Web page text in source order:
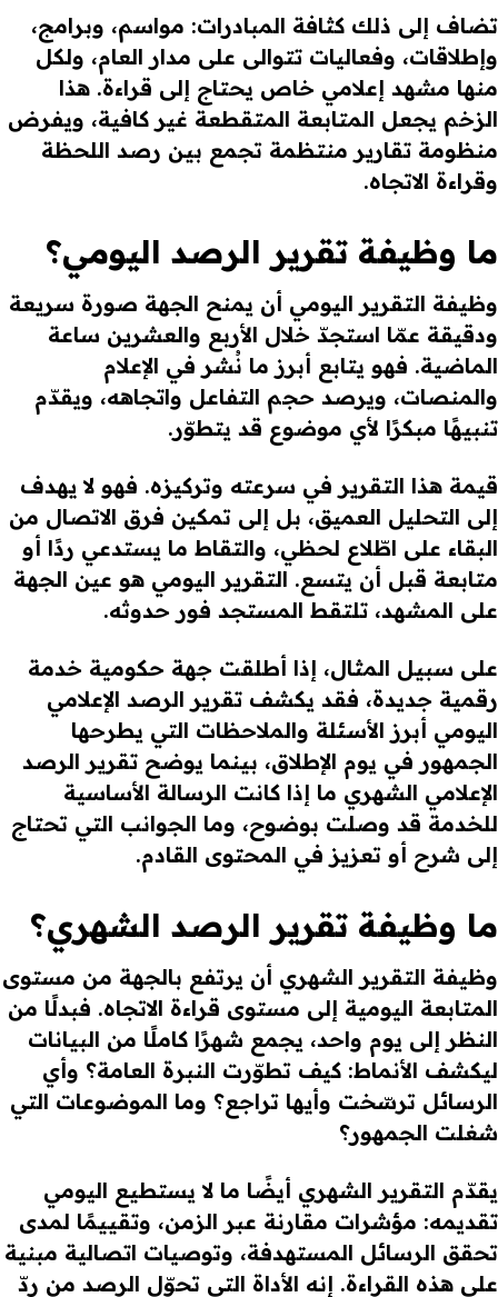
تضاف إلى ذلك كثافة المبادرات: مواسم، وبرامج،
وإطلاقات، وفعاليات تتوالى على مدار العام، ولكل
منها مشهد إعلامي خاص يحتاج إلى قراءة. هذا
الزخم يجعل المتابعة المتقطعة غير كافية، ويفرض
منظومة تقارير منتظمة تجمع بين رصد اللحظة
وقراءة الاتجاه.
ما وظيفة تقرير الرصد اليومي؟
وظيفة التقرير اليومي أن يمنح الجهة صورة سريعة
ودقيقة عمّا استجدّ خلال الأربع والعشرين ساعة
الماضية. فهو يتابع أبرز ما نُشر في الإعلام
والمنصات، ويرصد حجم التفاعل واتجاهه، ويقدّم
تنبيهًا مبكرًا لأي موضوع قد يتطوّر.
قيمة هذا التقرير في سرعته وتركيزه. فهو لا يهدف
إلى التحليل العميق، بل إلى تمكين فرق الاتصال من
البقاء على اطّلاع لحظي، والتقاط ما يستدعي ردًا أو
متابعة قبل أن يتسع. التقرير اليومي هو عين الجهة
على المشهد، تلتقط المستجد فور حدوثه.
على سبيل المثال، إذا أطلقت جهة حكومية خدمة
رقمية جديدة، فقد يكشف تقرير الرصد الإعلامي
اليومي أبرز الأسئلة والملاحظات التي يطرحها
الجمهور في يوم الإطلاق، بينما يوضح تقرير الرصد
الإعلامي الشهري ما إذا كانت الرسالة الأساسية
للخدمة قد وصلت بوضوح، وما الجوانب التي تحتاج
إلى شرح أو تعزيز في المحتوى القادم.
ما وظيفة تقرير الرصد الشهري؟
وظيفة التقرير الشهري أن يرتفع بالجهة من مستوى
المتابعة اليومية إلى مستوى قراءة الاتجاه. فبدلًا من
النظر إلى يوم واحد، يجمع شهرًا كاملًا من البيانات
ليكشف الأنماط: كيف تطوّرت النبرة العامة؟ وأي
الرسائل ترسّخت وأيها تراجع؟ وما الموضوعات التي
شغلت الجمهور؟
يقدّم التقرير الشهري أيضًا ما لا يستطيع اليومي
تقديمه: مؤشرات مقارنة عبر الزمن، وتقييمًا لمدى
تحقق الرسائل المستهدفة، وتوصيات اتصالية مبنية
على هذه القراءة. إنه الأداة التي تحوّل الرصد من ردّ